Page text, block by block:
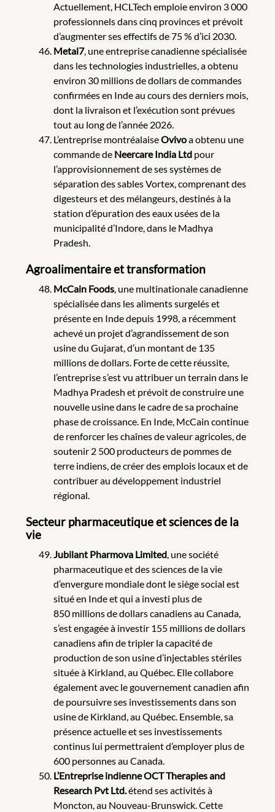
Actuellement, HCLTech emploie environ 3 000
professionnels dans cinq provinces et prévoit
d’augmenter ses effectifs de 75 % d’ici 2030.
Metal7, une entreprise canadienne spécialisée
dans les technologies industrielles, a obtenu
environ 30 millions de dollars de commandes
confirmées en Inde au cours des derniers mois,
dont la livraison et l’exécution sont prévues
tout au long de l’année 2026.
L’entreprise montréalaiseOvivoa obtenu une
commande de Neercare India Ltdpour
l’approvisionnement de ses systèmes de
séparation des sables Vortex, comprenant des
digesteurs et des mélangeurs, destinés à la
station d’épuration des eaux usées de la
municipalité d’Indore, dans le Madhya
Pradesh.
Agroalimentaire et transformation
McCain Foods, une multinationale canadienne
spécialisée dans les aliments surgelés et
présente en Inde depuis 1998, a récemment
achevé un projet d’agrandissement de son
usine du Gujarat, d’un montant de 135
millions de dollars. Forte de cette réussite,
l’entreprise s’est vu attribuer un terrain dans le
Madhya Pradesh et prévoit de construire une
nouvelle usine dans le cadre de sa prochaine
phase de croissance. En Inde, McCain continue
de renforcer les chaînes de valeur agricoles, de
soutenir 2 500 producteurs de pommes de
terre indiens, de créer des emplois locaux et de
contribuer au développement industriel
régional.
Secteur pharmaceutique et sciences de la
vie
Jubilant Pharmova Limited, une société
pharmaceutique et des sciences de la vie
d’envergure mondiale dont le siège social est
situé en Inde et qui a investi plus de
850 millions de dollars canadiens au Canada,
s’est engagée à investir 155 millions de dollars
canadiens afin de tripler la capacité de
production de son usine d’injectables stériles
située à Kirkland, au Québec. Elle collabore
également avec le gouvernement canadien afin
de poursuivre ses investissements dans son
usine de Kirkland, au Québec. Ensemble, sa
présence actuelle et ses investissements
continus lui permettraient d’employer plus de
600 personnes au Canada.
L’Entreprise indienne OCT Therapies and
Research Pvt Ltd.étend ses activités à
Moncton, au Nouveau-Brunswick. Cette